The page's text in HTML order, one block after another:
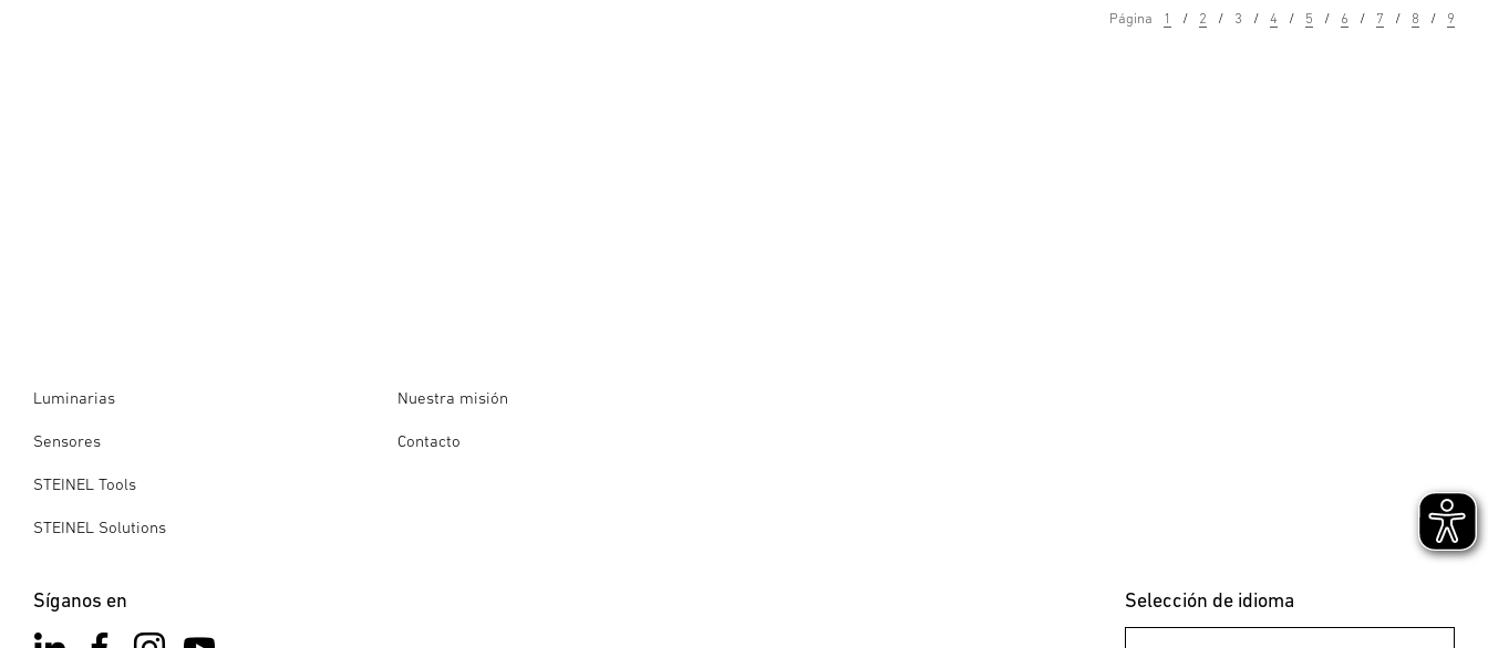
Página 1 2 3 4 5 6 7 8 9
Luminarias
Sensores
STEINEL Tools
STEINEL Solutions
Nuestra misión
Contacto
Síganos en Selección de idioma